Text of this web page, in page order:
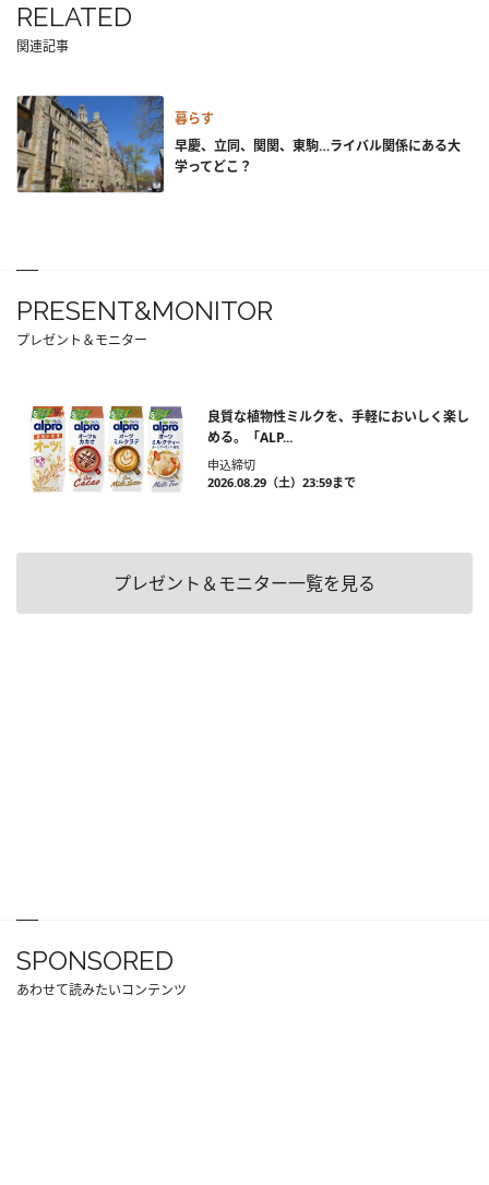
RELATED
関連記事
暮らす
早慶、立同、関関、東駒…ライバル関係にある大
学ってどこ？
PRESENT&MONITOR
プレゼント＆モニター
良質な植物性ミルクを、手軽においしく楽し
める。「ALP...
申込締切
2026.08.29（土）23:59まで
プレゼント＆モニター一覧を見る
SPONSORED
あわせて読みたいコンテンツ